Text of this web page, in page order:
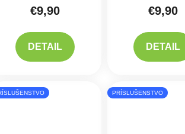
€9,90
DETAIL
€9,90
DETAIL
PRÍSLUŠENSTVO